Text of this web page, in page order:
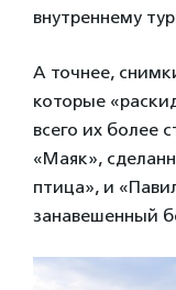
внутреннему
А точнее,
которые
всего их более
«Маяк»,
птица», и
занавешенный